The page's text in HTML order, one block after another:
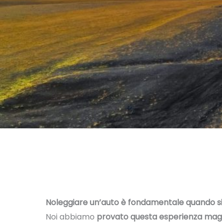
Noleggiare un’auto è fondamentale quando
Noi abbiamo provato questa esperienza